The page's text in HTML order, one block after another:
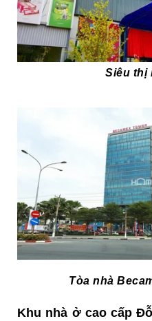
Siêu thị
Tòa nhà
Khu nhà ở cao cấp